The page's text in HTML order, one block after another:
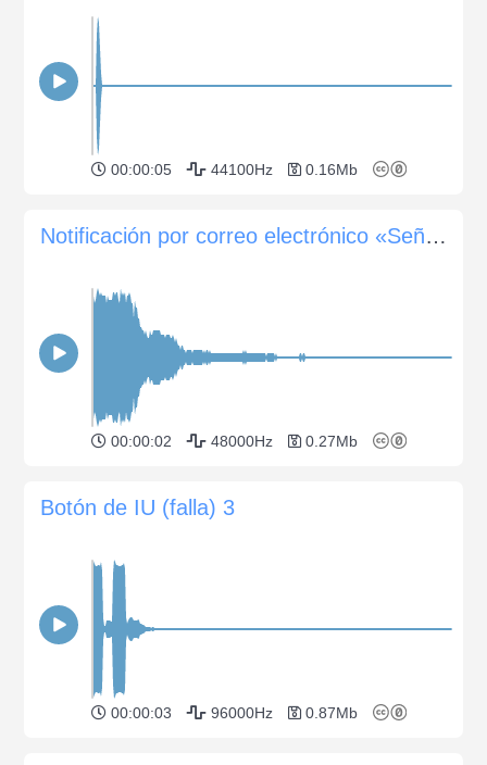
00:00:05 44100Hz 0.16Mb
Notificación por correo electrónico «Señal luminosa»
00:00:02 48000Hz 0.27Mb
Botón de IU (falla) 3
00:00:03 96000Hz 0.87Mb